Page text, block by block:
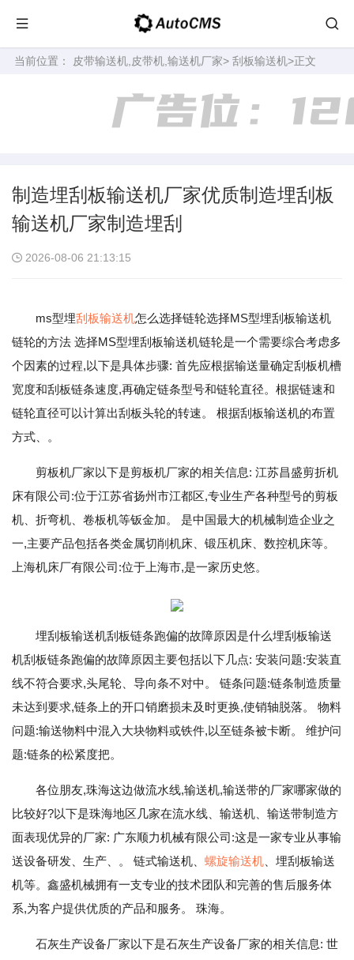
当前位置： 皮带输送机,皮带机,输送机厂家> 刮板输送机>正文
制造埋刮板输送机厂家优质制造埋刮板
输送机厂家制造埋刮
2026-08-06 21:13:15
ms型埋刮板输送机怎么选择链轮选择MS型埋刮板输送机
链轮的方法 选择MS型埋刮板输送机链轮是一个需要综合考虑多
个因素的过程,以下是具体步骤: 首先应根据输送量确定刮板机槽
宽度和刮板链条速度,再确定链条型号和链轮直径。根据链速和
链轮直径可以计算出刮板头轮的转速。 根据刮板输送机的布置
方式、。
剪板机厂家以下是剪板机厂家的相关信息: 江苏昌盛剪折机
床有限公司:位于江苏省扬州市江都区,专业生产各种型号的剪板
机、折弯机、卷板机等钣金加。 是中国最大的机械制造企业之
一,主要产品包括各类金属切削机床、锻压机床、数控机床等。
上海机床厂有限公司:位于上海市,是一家历史悠。
埋刮板输送机刮板链条跑偏的故障原因是什么埋刮板输送
机刮板链条跑偏的故障原因主要包括以下几点: 安装问题:安装直
线不符合要求,头尾轮、导向条不对中。 链条问题:链条制造质量
未达到要求,链条上的开口销磨损未及时更换,使销轴脱落。 物料
问题:输送物料中混入大块物料或铁件,以至链条被卡断。 维护问
题:链条的松紧度把。
各位朋友,珠海这边做流水线,输送机,输送带的厂家哪家做的
比较好?以下是珠海地区几家在流水线、输送机、输送带制造方
面表现优异的厂家: 广东顺力机械有限公司:这是一家专业从事输
送设备研发、生产、。 链式输送机、 螺旋输送机 、埋刮板输送
机等。鑫盛机械拥有一支专业的技术团队和完善的售后服务体
系,为客户提供优质的产品和服务。 珠海。
石灰生产设备厂家以下是石灰生产设备厂家的相关信息: 世